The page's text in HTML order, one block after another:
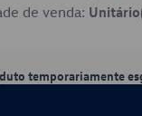
de venda:
temporariamente